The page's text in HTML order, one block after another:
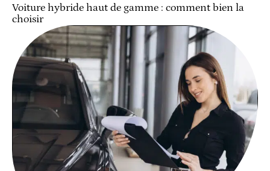
Voiture hybride haut de gamme : comment bien la
choisir